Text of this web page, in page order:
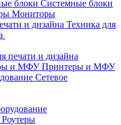
Системные блоки
Мониторы
Техника для
печати и дизайна
Принтеры и МФУ
Сетевое
Роутеры